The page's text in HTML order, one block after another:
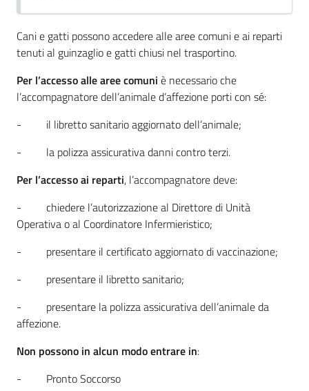
z
i
a
r
à
i
e
e
e
A
m
Cani e gatti possono accedere alle aree comuni e ai reparti
tenuti al guinzaglio e gatti chiusi nel trasportino.
Per l’accesso alle aree comuni è necessario che
l’accompagnatore dell’animale d’affezione porti con sé:
- il libretto sanitario aggiornato dell’animale;
- la polizza assicurativa danni contro terzi.
Per l’accesso ai reparti, l’accompagnatore deve:
- chiedere l’autorizzazione al Direttore di Unità
Operativa o al Coordinatore Infermieristico;
- presentare il certificato aggiornato di vaccinazione;
- presentare il libretto sanitario;
- presentare la polizza assicurativa dell’animale da
affezione.
Non possono in alcun modo entrare in:
- Pronto Soccorso